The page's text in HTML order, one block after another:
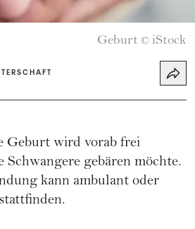
Geburt © iStock
Geburt wird vorab frei
Schwangere gebären möchte.
kann ambulant oder